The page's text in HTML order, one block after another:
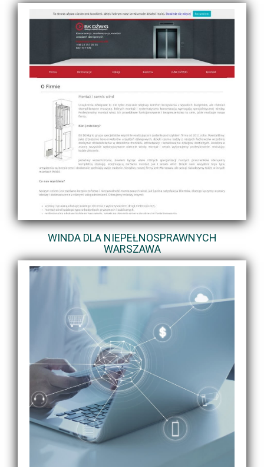
WINDA DLA NIEPEŁNOSPRAWNYCH
WARSZAWA